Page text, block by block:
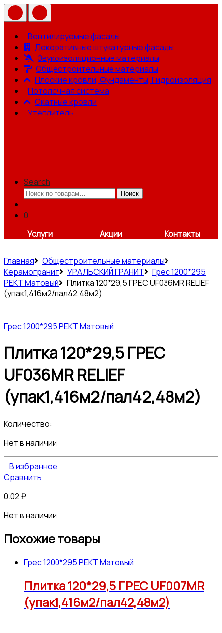
Вентилируемые фасады
Декоративные штукатурные фасады
Звукоизоляционные материалы
Общестроительные материалы
Плоские кровли, Фундаменты, Гидроизоляция
Потолочная система
Скатные кровли
Утеплитель
Search
Искать:
Поиск
0
Услуги
Акции Контакты
Главная
Общестроительные материалы
Керамогранит
УРАЛЬСКИЙ ГРАНИТ
Грес 1200*295
РЕКТ Матовый
Плитка 120*29,5 ГРЕС UF036MR RELIEF
(упак1,416м2/пал42,48м2)
Грес 1200*295 РЕКТ Матовый
Плитка 120*29,5 ГРЕС
UF036MR RELIEF
(упак1,416м2/пал42,48м2)
Количество:
Нет в наличии
В избранное
Сравнить
0.02 ₽
Нет в наличии
Похожие товары
Грес 1200*295 РЕКТ Матовый
Плитка 120*29,5 ГРЕС UF007MR
(упак1,416м2/пал42,48м2)